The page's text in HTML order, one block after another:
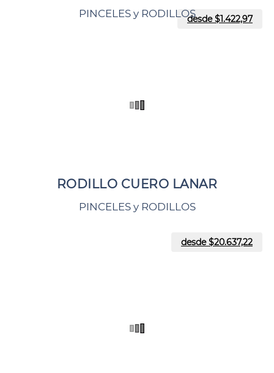
PINCELES y RODILLOSdesde $1.422,97
RODILLO CUERO LANAR
PINCELES y RODILLOS
desde $20.637,22